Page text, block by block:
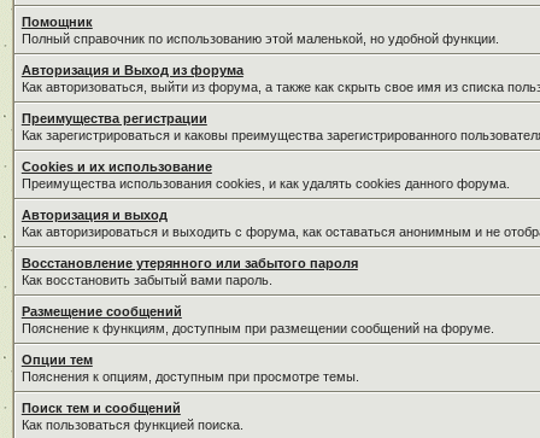
Помощник
Полный справочник по использованию этой маленькой, но удобной функции.
Авторизация и Выход из форума
Как авторизоваться, выйти из форума, а также как скрыть свое имя из списка
Преимущества регистрации
Как зарегистрироваться и каковы преимущества зарегистрированного
Cookies и их использование
Преимущества использования cookies, и как удалять cookies данного форума.
Авторизация и выход
Как авторизироваться и выходить с форума, как оставаться анонимным и не
Восстановление утерянного или забытого пароля
Как восстановить забытый вами пароль.
Размещение сообщений
Пояснение к функциям, доступным при размещении сообщений на форуме.
Опции тем
Пояснения к опциям, доступным при просмотре темы.
Поиск тем и сообщений
Как пользоваться функцией поиска.